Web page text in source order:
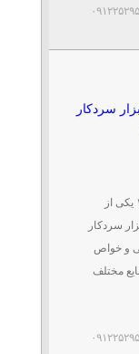
ابزار سردکار
فولاد ابزار سردکار ۱.۲۰۸۰ یکی از
سردکار
و خواص
مختلف